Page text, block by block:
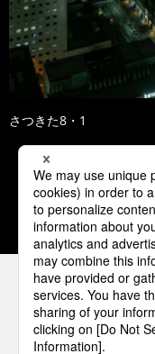
さつきた8・1
1 2
パナソニッ